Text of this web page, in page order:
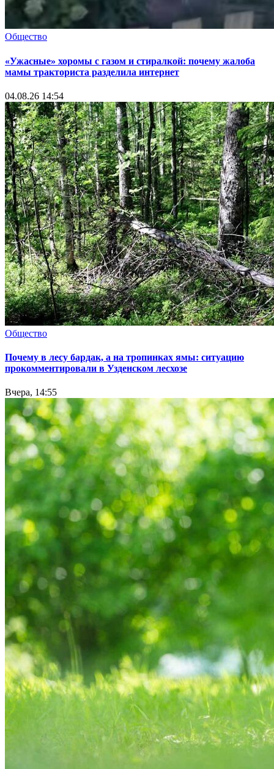
Общество
«Ужасные» хоромы с газом и стиралкой: почему жалоба
мамы тракториста разделила интернет
04.08.26 14:54
Общество
Почему в лесу бардак, а на тропинках ямы: ситуацию
прокомментировали в Узденском лесхозе
Вчера, 14:55